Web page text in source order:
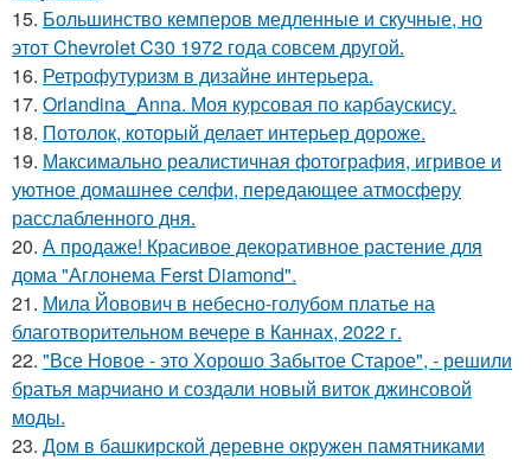
15. Большинство кемперов медленные и скучные, но
этот Chevrolet C30 1972 года совсем другой.
16. Ретрофутуризм в дизайне интерьера.
17. Orlandina_Anna. Моя курсовая по карбаускису.
18. Потолок, который делает интерьер дороже.
19. Максимально реалистичная фотография, игривое и
уютное домашнее селфи, передающее атмосферу
расслабленного дня.
20. А продаже! Красивое декоративное растение для
дома "Аглонема Ferst Diamond".
21. Мила Йовович в небесно-голубом платье на
благотворительном вечере в Каннах, 2022 г.
22. "Все Новое - это Хорошо Забытое Старое", - решили
братья марчиано и создали новый виток джинсовой
моды.
23. Дом в башкирской деревне окружен памятниками